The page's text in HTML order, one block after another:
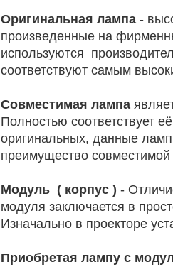
Оригинальная лампа -
произведенные на
используются
соответствуют самым
Совместимая лампа
Полностью соответствует
оригинальных, данные
преимущество
Модуль ( корпус ) -
модуля заключается в
Изначально в проекторе
Приобретая лампу с